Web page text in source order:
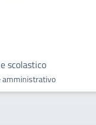
scolastico
amministrativo